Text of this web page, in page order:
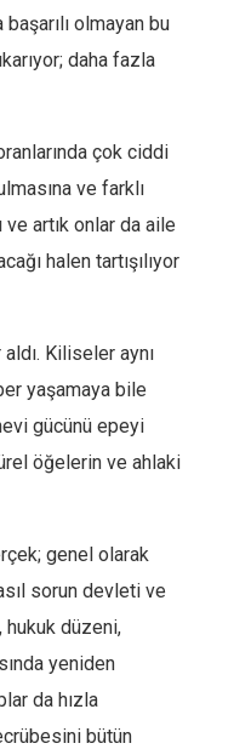
olmayan bu
daha fazla
çok ciddi
ve farklı
artık onlar da aile
halen tartışılıyor
Kiliseler aynı
yaşamaya bile
gücünü epeyi
öğelerin ve ahlaki
genel olarak
sorun devleti ve
hukuk düzeni,
yeniden
da hızla
bütün